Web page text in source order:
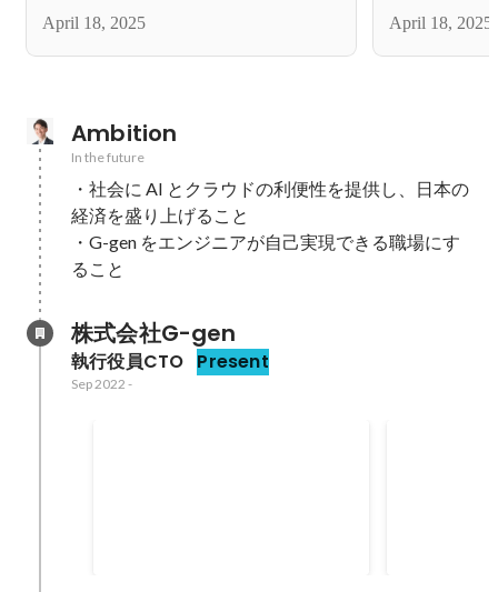
April 18, 2025 April 18, 2025
Ambition
In the future
・社会に AI とクラウドの利便性を提供し、日本の
経済を盛り上げること
・G-gen をエンジニアが自己実現できる職場にす
ること
株式会社G-gen
執行役員CTO Present
Sep 2022 -